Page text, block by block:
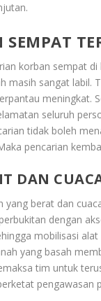
SEMPAT
korban sempat
masih sangat labil.
meningkat.
seluruh
tidak boleh
pencarian
DAN
yang berat dan
dengan
mobilisasi
yang basah
tim untuk
pengawasan